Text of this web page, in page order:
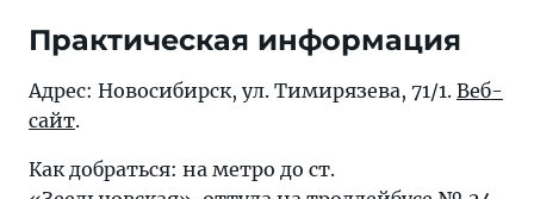
Практическая информация
Адрес: Новосибирск, ул. Тимирязева, 71/1. Веб-
сайт.
Как добраться: на метро до ст.